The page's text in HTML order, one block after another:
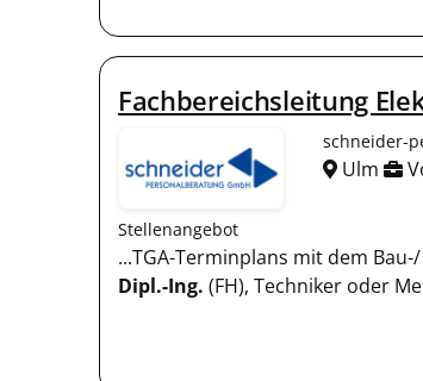
Fachbereichsleitung
schneider-
Ulm
Stellenangebot
...TGA-Terminplans mit dem
Dipl.-Ing. (FH), Techniker oder